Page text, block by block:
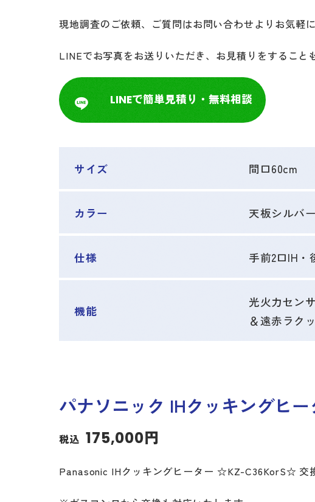
現地調査のご依頼、ご質問はお問い合わせよりお気軽
LINEでお写真をお送りいただき、お見積りをすること
LINEで簡単見積り・無料相談
サイズ 間口60cm
カラー 天板シルバ
仕様 手前2口IH
機能
光火力セン
＆遠赤ラク
パナソニック IHクッキングヒ
税込 175,000円
Panasonic IHクッキングヒーター ☆KZ-C36KorS☆ 交